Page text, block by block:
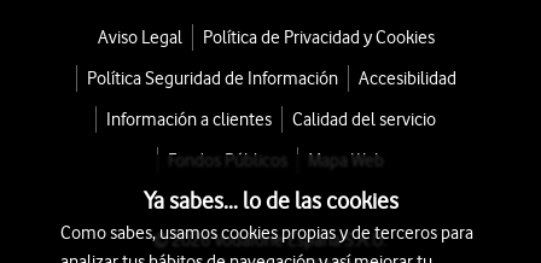
Aviso Legal
Política de Privacidad y Cookies
Política Seguridad de Información
Accesibilidad
Información a clientes
Calidad del servicio
Fondos Públicos
Mapa Web
© 2026 Vodafone España S.A.U.
Ya sabes... lo de las cookies
Como sabes, usamos cookies propias y de terceros para